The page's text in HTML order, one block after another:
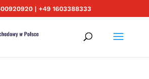
| +49 1603388333